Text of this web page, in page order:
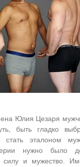
Юлия Цезаря
быть гладко
эталоном
нужно было
силу и мужество.